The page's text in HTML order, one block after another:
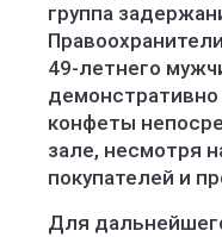
группа
49-летнего
конфеты
зале, несмотря
покупателей и
Для